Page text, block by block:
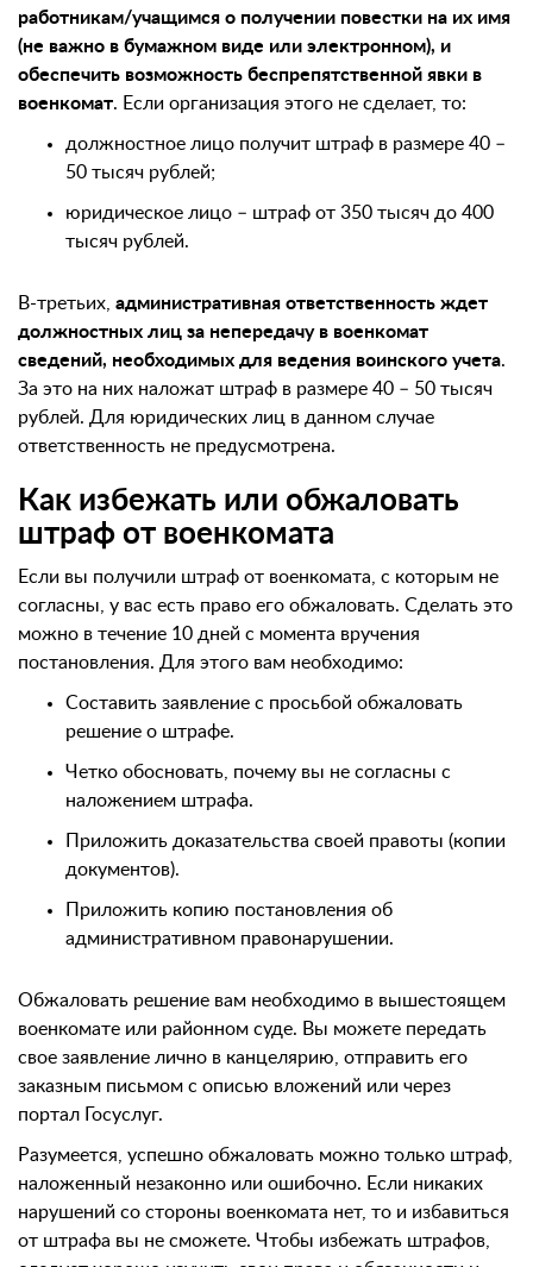
работникам/учащимся о получении повестки на их имя
(не важно в бумажном виде или электронном), и
обеспечить возможность беспрепятственной явки в
военкомат. Если организация этого не сделает, то:
должностное лицо получит штраф в размере 40 –
50 тысяч рублей;
юридическое лицо – штраф от 350 тысяч до 400
тысяч рублей.
В-третьих, административная ответственность ждет
должностных лиц за непередачу в военкомат
сведений, необходимых для ведения воинского учета.
За это на них наложат штраф в размере 40 – 50 тысяч
рублей. Для юридических лиц в данном случае
ответственность не предусмотрена.
Как избежать или обжаловать
штраф от военкомата
Если вы получили штраф от военкомата, с которым не
согласны, у вас есть право его обжаловать. Сделать это
можно в течение 10 дней с момента вручения
постановления. Для этого вам необходимо:
Составить заявление с просьбой обжаловать
решение о штрафе.
Четко обосновать, почему вы не согласны с
наложением штрафа.
Приложить доказательства своей правоты (копии
документов).
Приложить копию постановления об
административном правонарушении.
Обжаловать решение вам необходимо в вышестоящем
военкомате или районном суде. Вы можете передать
свое заявление лично в канцелярию, отправить его
заказным письмом с описью вложений или через
портал Госуслуг.
Разумеется, успешно обжаловать можно только штраф,
наложенный незаконно или ошибочно. Если никаких
нарушений со стороны военкомата нет, то и избавиться
от штрафа вы не сможете. Чтобы избежать штрафов,